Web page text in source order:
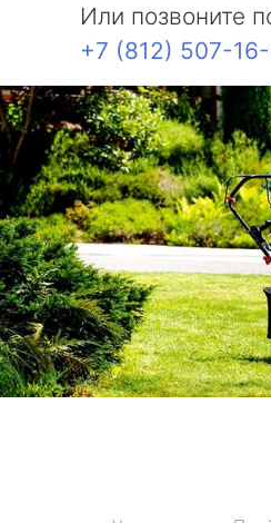
Или позвоните
+7 (812) 507-